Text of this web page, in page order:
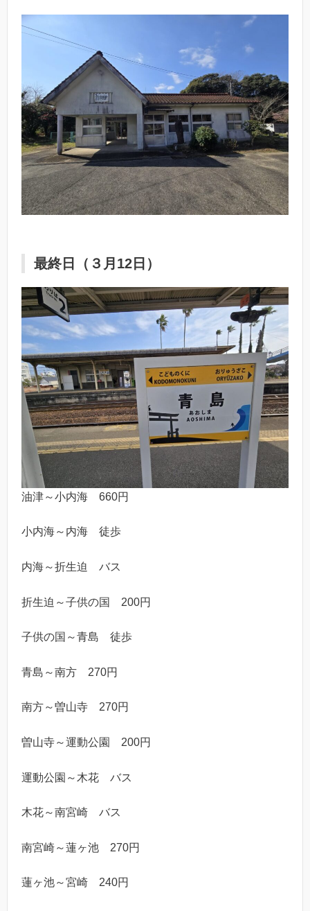
最終日（３月12日）
油津～小内海 660円
小内海～内海 徒歩
内海～折生迫 バス
折生迫～子供の国 200円
子供の国～青島 徒歩
青島～南方 270円
南方～曽山寺 270円
曽山寺～運動公園 200円
運動公園～木花 バス
木花～南宮崎 バス
南宮崎～蓮ヶ池 270円
蓮ヶ池～宮崎 240円